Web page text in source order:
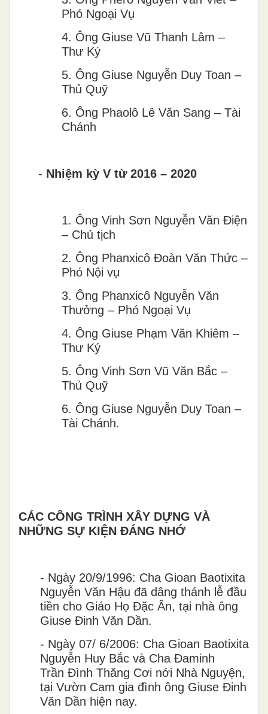
Phó Ngoại Vụ
4. Ông Giuse Vũ Thanh Lâm –
Thư Ký
5. Ông Giuse Nguyễn Duy Toan –
Thủ Quỹ
6. Ông Phaolô Lê Văn Sang – Tài
Chánh
- Nhiệm kỳ V từ 2016 – 2020
1. Ông Vinh Sơn Nguyễn Văn Điện
– Chủ tịch
2. Ông Phanxicô Đoàn Văn Thức –
Phó Nội vụ
3. Ông Phanxicô Nguyễn Văn
Thưởng – Phó Ngoại Vụ
4. Ông Giuse Phạm Văn Khiêm –
Thư Ký
5. Ông Vinh Sơn Vũ Văn Bắc –
Thủ Quỹ
6. Ông Giuse Nguyễn Duy Toan –
Tài Chánh.
CÁC CÔNG TRÌNH XÂY DỰNG VÀ
NHỮNG SỰ KIỆN ĐÁNG NHỚ
- Ngày 20/9/1996: Cha Gioan Baotixita
Nguyễn Văn Hậu đã dâng thánh lễ đầu
tiền cho Giáo Họ Đặc Ân, tại nhà ông
Giuse Đinh Văn Dần.
- Ngày 07/ 6/2006: Cha Gioan Baotixita
Nguyễn Huy Bắc và Cha Đaminh
Trần Đình Thăng Cơi nới Nhà Nguyện,
tại Vườn Cam gia đình ông Giuse Đinh
Văn Dần hiện nay.